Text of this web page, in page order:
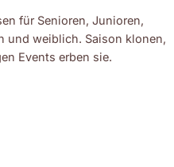
für Senioren, Junioren,
weiblich. Saison klonen,
Events erben sie.